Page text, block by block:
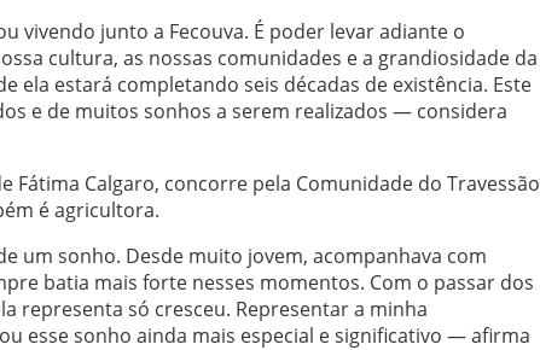
junto a Fecouva. É poder levar adiante o
cultura, as nossas comunidades e a grandiosidade da
ela estará completando seis décadas de existência. Este
e de muitos sonhos a serem realizados — considera
Fátima Calgaro, concorre pela Comunidade do Travessão
é agricultora.
um sonho. Desde muito jovem, acompanhava com
batia mais forte nesses momentos. Com o passar dos
representa só cresceu. Representar a minha
esse sonho ainda mais especial e significativo — afirma